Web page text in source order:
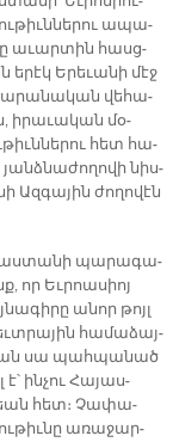
ա­պա­
ա­ւար­տին հասց­
Ե­րե­ւա­նի մէջ
վե­հա­
ի­րա­ւա­կան մօ­
հետ հա­
նիս­
Ազ­գա­յին ժո­ղո­վէն
պա­րա­գա­
որ Եւ­րոա­սիոյ
ա­նոր թոյլ
հա­մա­ձայ­
սա պահ­պա­նած
ին­չու Հա­յաս­
հետ։ Չա­փա­
ա­ռա­ջար­